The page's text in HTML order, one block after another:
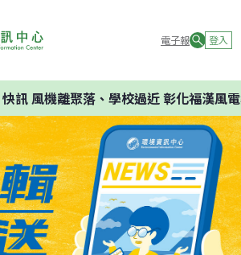
電子報 登入
快訊風機離聚落、學校過近 彰化福漢風電